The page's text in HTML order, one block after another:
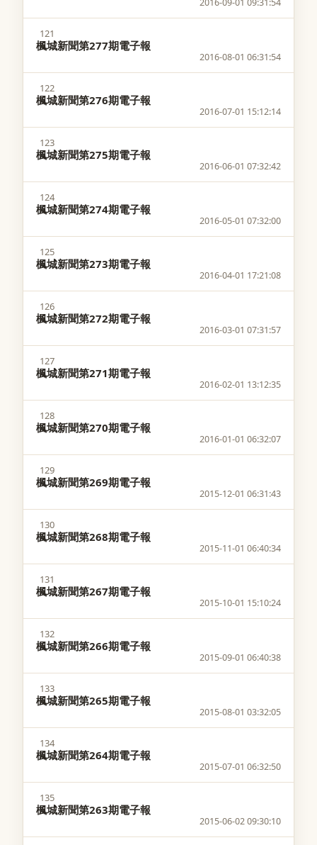
2016-09-01 09:31:54
121
楓城新聞第277期電子報
2016-08-01 06:31:54
122
楓城新聞第276期電子報
2016-07-01 15:12:14
123
楓城新聞第275期電子報
2016-06-01 07:32:42
124
楓城新聞第274期電子報
2016-05-01 07:32:00
125
楓城新聞第273期電子報
2016-04-01 17:21:08
126
楓城新聞第272期電子報
2016-03-01 07:31:57
127
楓城新聞第271期電子報
2016-02-01 13:12:35
128
楓城新聞第270期電子報
2016-01-01 06:32:07
129
楓城新聞第269期電子報
2015-12-01 06:31:43
130
楓城新聞第268期電子報
2015-11-01 06:40:34
131
楓城新聞第267期電子報
2015-10-01 15:10:24
132
楓城新聞第266期電子報
2015-09-01 06:40:38
133
楓城新聞第265期電子報
2015-08-01 03:32:05
134
楓城新聞第264期電子報
2015-07-01 06:32:50
135
楓城新聞第263期電子報
2015-06-02 09:30:10